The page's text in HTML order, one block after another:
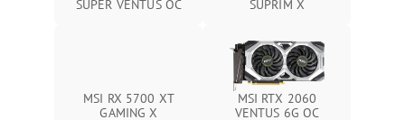
SUPER VENTUS OC
SUPRIM X
MSI RX 5700 XT
GAMING X
MSI RTX 2060
VENTUS 6G OC